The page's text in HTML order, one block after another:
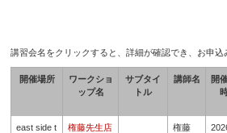
講習会名をクリックすると、詳細が確認でき、お申込
開催場所
ワークショ
ップ名
サブタイ
トル
講師名
開
east side t
権藤先生店
権藤